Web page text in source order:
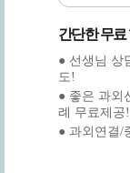
간단한 무료
● 선생님 상
도!
● 좋은 과외
례 무료제공!
● 과외연결/